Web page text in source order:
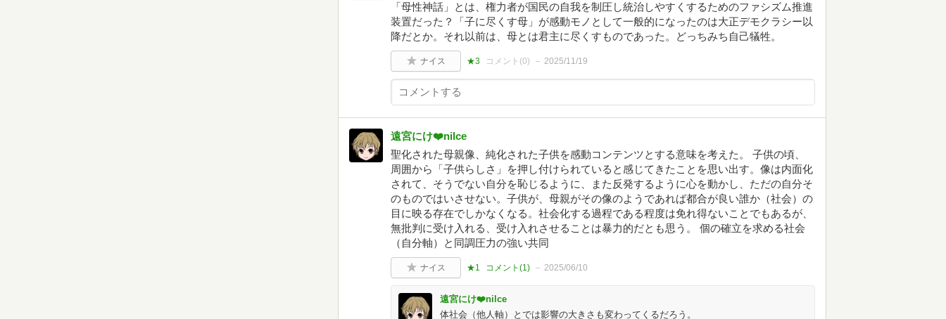
「母性神話」とは、権力者が国民の自我を制圧し統治しやすくするためのファシズム推進
装置だった？「子に尽くす母」が感動モノとして一般的になったのは大正デモクラシー以
降だとか。それ以前は、母とは君主に尽くすものであった。どっちみち自己犠牲。
ナイス ★3 コメント(0) 2025/11/19
遠宮にけ❤️nilce
聖化された母親像、純化された子供を感動コンテンツとする意味を考えた。 子供の頃、
周囲から「子供らしさ」を押し付けられていると感じてきたことを思い出す。像は内面化
されて、そうでない自分を恥じるように、また反発するように心を動かし、ただの自分そ
のものではいさせない。子供が、母親がその像のようであれば都合が良い誰か（社会）の
目に映る存在でしかなくなる。社会化する過程である程度は免れ得ないことでもあるが、
無批判に受け入れる、受け入れさせることは暴力的だとも思う。 個の確立を求める社会
（自分軸）と同調圧力の強い共同
ナイス ★1 コメント(1) 2025/06/10
遠宮にけ❤️nilce
体社会（他人軸）とでは影響の大きさも変わってくるだろう。